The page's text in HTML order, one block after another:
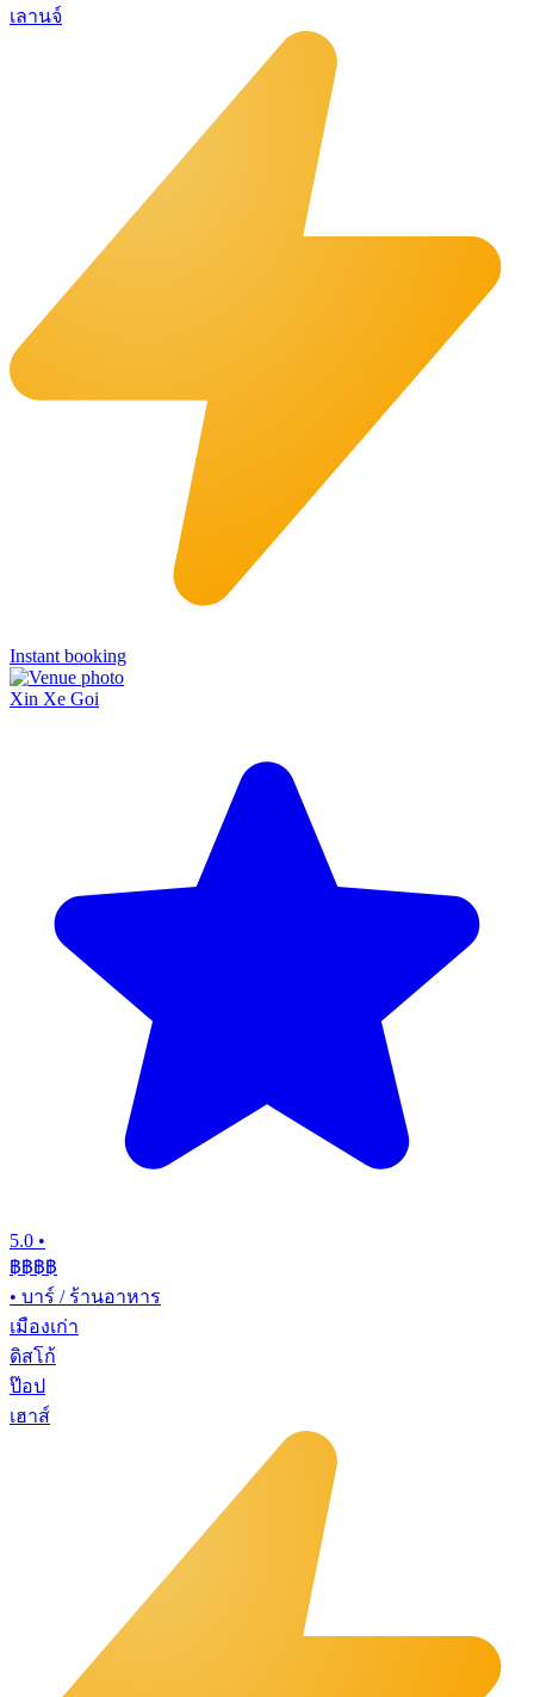
เลานจ์
Instant booking
Xin Xe Goi
5.0 •
฿฿฿฿
• บาร์ / ร้านอาหาร
เมืองเก่า
ดิสโก้
ป๊อป
เฮาส์